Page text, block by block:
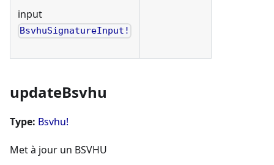
input
BsvhuSignatureInput!
updateBsvhu
Type: Bsvhu!
Met à jour un BSVHU